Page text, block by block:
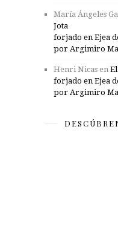
María Ángeles
Jota
forjado en Ejea
por Argimiro
Henri Nicas en
forjado en Ejea
por Argimiro